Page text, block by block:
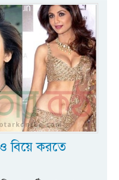
বিয়ে করতে